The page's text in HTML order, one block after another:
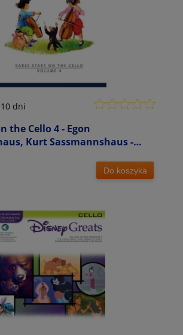
the Cello 4 - Egon
Kurt Sassmannshaus -
dni
Do koszyka